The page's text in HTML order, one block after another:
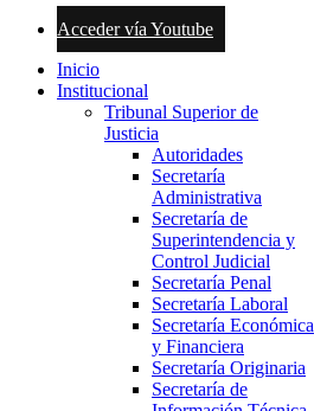
Acceder vía Youtube
Inicio
Institucional
Tribunal Superior de
Justicia
Autoridades
Secretaría
Administrativa
Secretaría de
Superintendencia y
Control Judicial
Secretaría Penal
Secretaría Laboral
Secretaría Económica
y Financiera
Secretaría Originaria
Secretaría de